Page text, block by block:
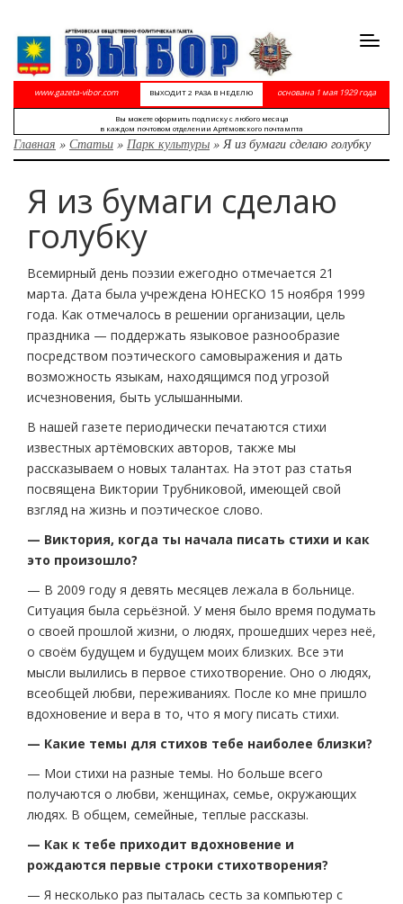
www.gazeta-vibor.com ВЫХОДИТ 2 РАЗА В НЕДЕЛЮ основана 1 мая 1929 года
Вы можете оформить подписку с любого месяца
в каждом почтовом отделении Артёмовского почтампта
Главная » Статьи » Парк культуры »Я из бумаги сделаю голубку
Я из бумаги сделаю
голубку
Всемирный день поэзии ежегодно отмечается 21
марта. Дата была учреждена ЮНЕСКО 15 ноября 1999
года. Как отмечалось в решении организации, цель
праздника — поддержать языковое разнообразие
посредством поэтического самовыражения и дать
возможность языкам, находящимся под угрозой
исчезновения, быть услышанными.
В нашей газете периодически печатаются стихи
известных артёмовских авторов, также мы
рассказываем о новых талантах. На этот раз статья
посвящена Виктории Трубниковой, имеющей свой
взгляд на жизнь и поэтическое слово.
— Виктория, когда ты начала писать стихи и как
это произошло?
— В 2009 году я девять месяцев лежала в больнице.
Ситуация была серьёзной. У меня было время подумать
о своей прошлой жизни, о людях, прошедших через неё,
о своём будущем и будущем моих близких. Все эти
мысли вылились в первое стихотворение. Оно о людях,
всеобщей любви, переживаниях. После ко мне пришло
вдохновение и вера в то, что я могу писать стихи.
— Какие темы для стихов тебе наиболее близки?
— Мои стихи на разные темы. Но больше всего
получаются о любви, женщинах, семье, окружающих
людях. В общем, семейные, теплые рассказы.
— Как к тебе приходит вдохновение и
рождаются первые строки стихотворения?
— Я несколько раз пыталась сесть за компьютер с